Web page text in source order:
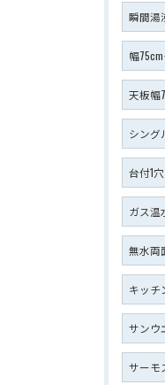
瞬間湯
幅
天板幅
シング
台付1
ガス温
無水両
キッチ
サンウ
サーモ